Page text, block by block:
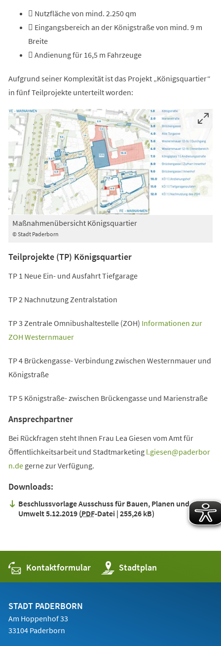
 Nutzfläche von mind. 2.250 qm
 Eingangsbereich an der Königstraße von mind. 9 m
Breite
 Andienung für 16,5 m Fahrzeuge
Aufgrund seiner Komplexität ist das Projekt „Königsquartier“
in fünf Teilprojekte unterteilt worden:
© Stadt Paderborn
Maßnahmenübersicht Königsquartier
Teilprojekte (TP) Königsquartier
TP 1 Neue Ein- und Ausfahrt Tiefgarage
TP 2 Nachnutzung Zentralstation
TP 3 Zentrale Omnibushaltestelle (ZOH) Informationen zur
ZOH Westernmauer
(Öffnet
einem
neuen
TP 4 Brückengasse- Verbindung zwischen Westernmauer und
Königstraße
TP 5 Königstraße- zwischen Brückengasse und Marienstraße
Ansprechpartner
Bei Rückfragen steht Ihnen Frau Lea Giesen vom Amt für
Öffentlichkeitsarbeit und Stadtmarketing l.giesen
paderbor
n degerne zur Verfügung.
Downloads:
Beschlussvorlage Ausschuss für Bauen, Planen und
Umwelt 5.12.2019 PDF-Datei 255,26 kB
Kontaktformular Stadtplan
(Öffnet
in
einem
STADT PADERBORN
Am Hoppenhof 33
33104 Paderborn